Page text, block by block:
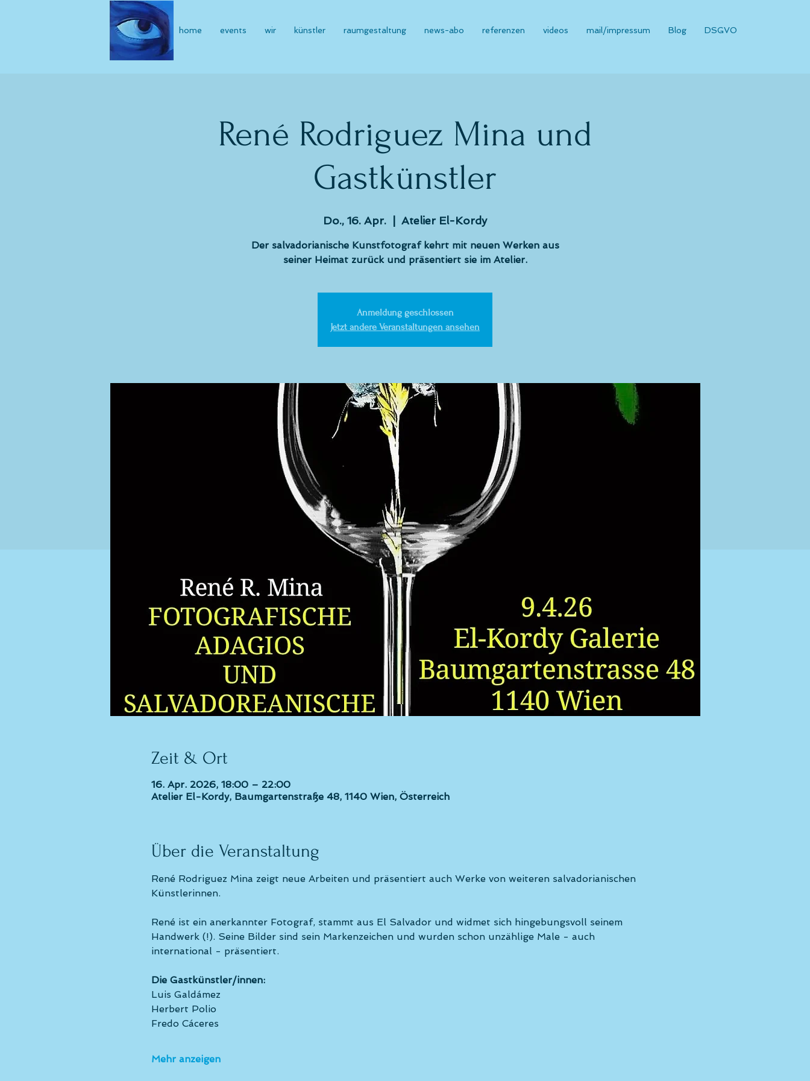
home events wir künstler raumgestaltung news-abo referenzen videos mail/impressum Blog DSGVO
René Rodriguez Mina und
Gastkünstler
Do., 16. Apr. Atelier El-Kordy
Der salvadorianische Kunstfotograf kehrt mit neuen Werken aus
seiner Heimat zurück und präsentiert sie im Atelier.
Anmeldung geschlossen
Jetzt andere Veranstaltungen ansehen
Zeit & Ort
16. Apr. 2026, 18:00 – 22:00
Atelier El-Kordy, Baumgartenstraße 48, 1140 Wien, Österreich
Über die Veranstaltung
René Rodriguez Mina zeigt neue Arbeiten und präsentiert auch Werke von weiteren salvadorianischen
Künstlerinnen.
René ist ein anerkannter Fotograf, stammt aus El Salvador und widmet sich hingebungsvoll seinem
Handwerk (!). Seine Bilder sind sein Markenzeichen und wurden schon unzählige Male - auch
international - präsentiert.
Die Gastkünstler/innen:
Luis Galdámez
Herbert Polio
Fredo Cáceres
Mehr anzeigen